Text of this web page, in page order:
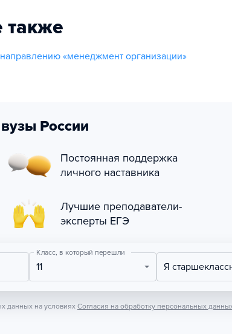
также
«менеджмент организации»
России
Постоянная поддержка
личного наставника
Лучшие преподаватели-
эксперты ЕГЭ
Класс, в который перешли
11 Я
данных на условиях Согласия на обработку персональных